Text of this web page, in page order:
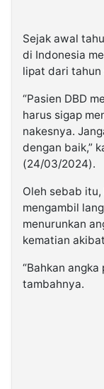
Sejak awal
di Indonesia
lipat dari tahun
“Pasien DBD
harus sigap
nakesnya.
dengan baik,”
(24/03/2024).
Oleh sebab
mengambil
menurunkan
kematian
“Bahkan
tambahnya.